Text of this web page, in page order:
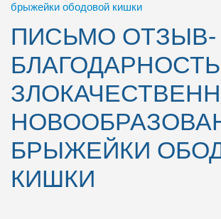
брыжейки ободовой кишки
ПИСЬМО ОТЗЫВ-
БЛАГОДАРНОСТЬ
БРЫЖЕЙКИ
КИШКИ